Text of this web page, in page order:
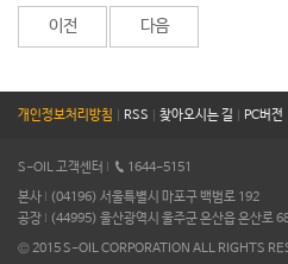
이전 다음
개인정보처리방침 RSS 찾아오시는 길 PC버전
S-OIL 고객센터 1644-5151
본사
(04196) 서울특별시 마포구 백범로 192
공장
(44995) 울산광역시 울주군 온산읍 온산로
© 2015 S-OIL CORPORATION ALL RIGHTS